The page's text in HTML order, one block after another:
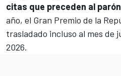
citas que preceden al
año, el Gran Premio de la
trasladado incluso al mes de
2026.